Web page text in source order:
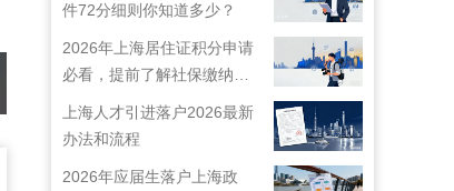
件72分细则你知道多少？
2026年上海居住证积分申请
必看，提前了解社保缴纳要
求
上海人才引进落户2026最新
办法和流程
2026年应届生落户上海政